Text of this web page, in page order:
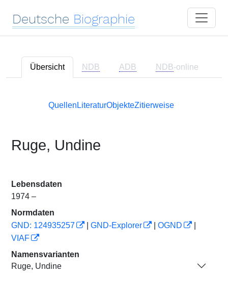
Deutsche Biographie
Übersicht NDB ADB NDB-online
Quellen LiteraturObjekteZitierweise
Ruge, Undine
Lebensdaten
1974 –
Normdaten
GND: 124935257
GND-Explorer OGND
VIAF
Namensvarianten
Ruge, Undine